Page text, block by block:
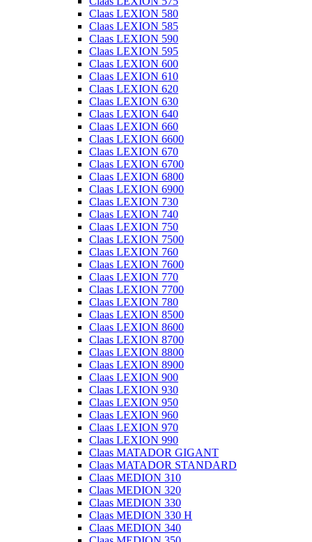
Claas LEXION 580
Claas LEXION 585
Claas LEXION 590
Claas LEXION 595
Claas LEXION 600
Claas LEXION 610
Claas LEXION 620
Claas LEXION 630
Claas LEXION 640
Claas LEXION 660
Claas LEXION 6600
Claas LEXION 670
Claas LEXION 6700
Claas LEXION 6800
Claas LEXION 6900
Claas LEXION 730
Claas LEXION 740
Claas LEXION 750
Claas LEXION 7500
Claas LEXION 760
Claas LEXION 7600
Claas LEXION 770
Claas LEXION 7700
Claas LEXION 780
Claas LEXION 8500
Claas LEXION 8600
Claas LEXION 8700
Claas LEXION 8800
Claas LEXION 8900
Claas LEXION 900
Claas LEXION 930
Claas LEXION 950
Claas LEXION 960
Claas LEXION 970
Claas LEXION 990
Claas MATADOR GIGANT
Claas MATADOR STANDARD
Claas MEDION 310
Claas MEDION 320
Claas MEDION 330
Claas MEDION 330 H
Claas MEDION 340